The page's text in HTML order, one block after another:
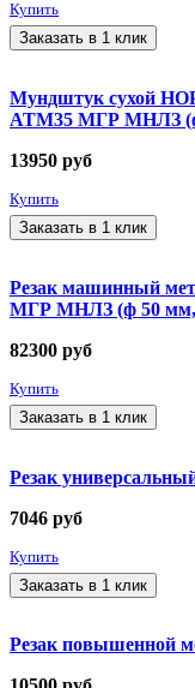
Купить
Заказать в 1 клик
Мундштук сухой
АТМ35 МГР МНЛЗ (ф
13950 руб
Купить
Заказать в 1 клик
Резак машинный
МГР МНЛЗ (ф 50 мм,
82300 руб
Купить
Заказать в 1 клик
Резак
7046 руб
Купить
Заказать в 1 клик
Резак повышенной